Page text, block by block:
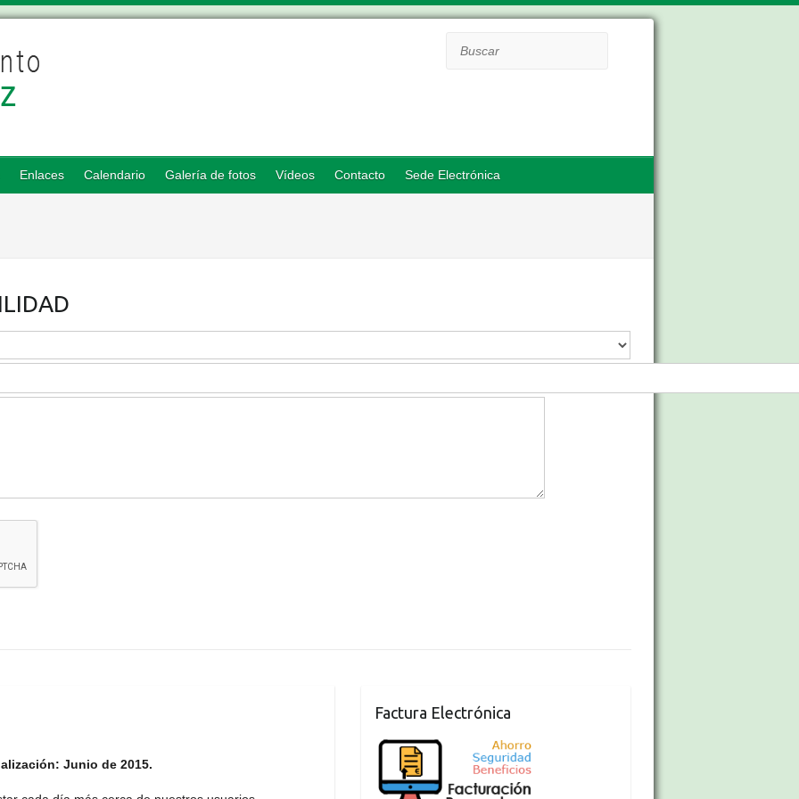
Enlaces Calendario Galería de fotos Vídeos Contacto Sede Electrónica
Junio de 2015.
Factura Electrónica